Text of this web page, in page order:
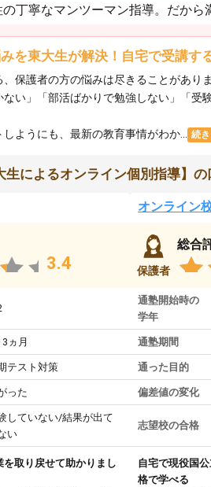
丁寧なマンツーマン指導。だから
を東大生が解決！自宅で受講す
保護者の方の悩みは尽きることがありま
ない」「部活ばかりで勉強しない」「
ようにも、最新の教育事情がわか...
続
生によるオンライン個別指導】の
3.4
3ヵ月
テスト対策
った
していない/結果が出て
い
取り戻せて助かりまし
オンライン
保護者
総合
通塾開始時の
学年
通塾期間
通った目的
偏差値の変化
志望校の合格
自宅で現役国
格で学べる